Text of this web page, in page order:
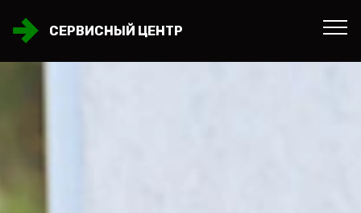
СЕРВИСНЫЙ ЦЕНТР